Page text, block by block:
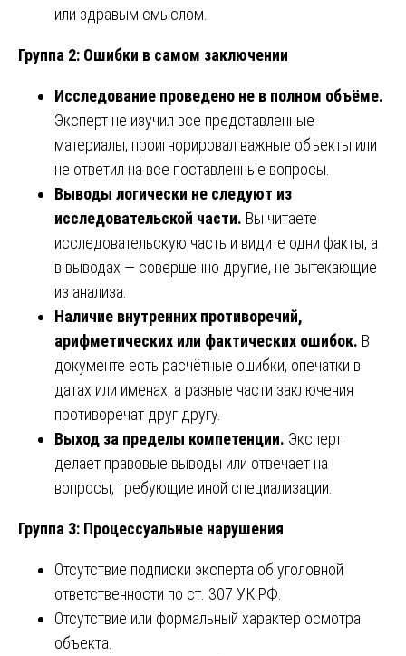
или здравым смыслом.
Группа 2: Ошибки в самом заключении
Исследование проведено не в полном объёме.
Эксперт не изучил все представленные
материалы, проигнорировал важные объекты или
не ответил на все поставленные вопросы.
Выводы логически не следуют из
исследовательской части. Вы читаете
исследовательскую часть и видите одни факты, а
в выводах — совершенно другие, не вытекающие
из анализа.
Наличие внутренних противоречий,
арифметических или фактических ошибок. В
документе есть расчётные ошибки, опечатки в
датах или именах, а разные части заключения
противоречат друг другу.
Выход за пределы компетенции. Эксперт
делает правовые выводы или отвечает на
вопросы, требующие иной специализации.
Группа 3: Процессуальные нарушения
Отсутствие подписки эксперта об уголовной
ответственности по ст. 307 УК РФ.
Отсутствие или формальный характер осмотра
объекта.